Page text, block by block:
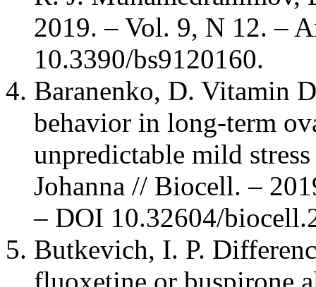
2019. – Vol. 9, N 12. –
10.3390/bs9120160.
Baranenko, D. Vitamin
behavior in long-term
unpredictable mild
Johanna // Biocell. –
– DOI 10.32604/
Butkevich, I. P.
fluoxetine or buspirone